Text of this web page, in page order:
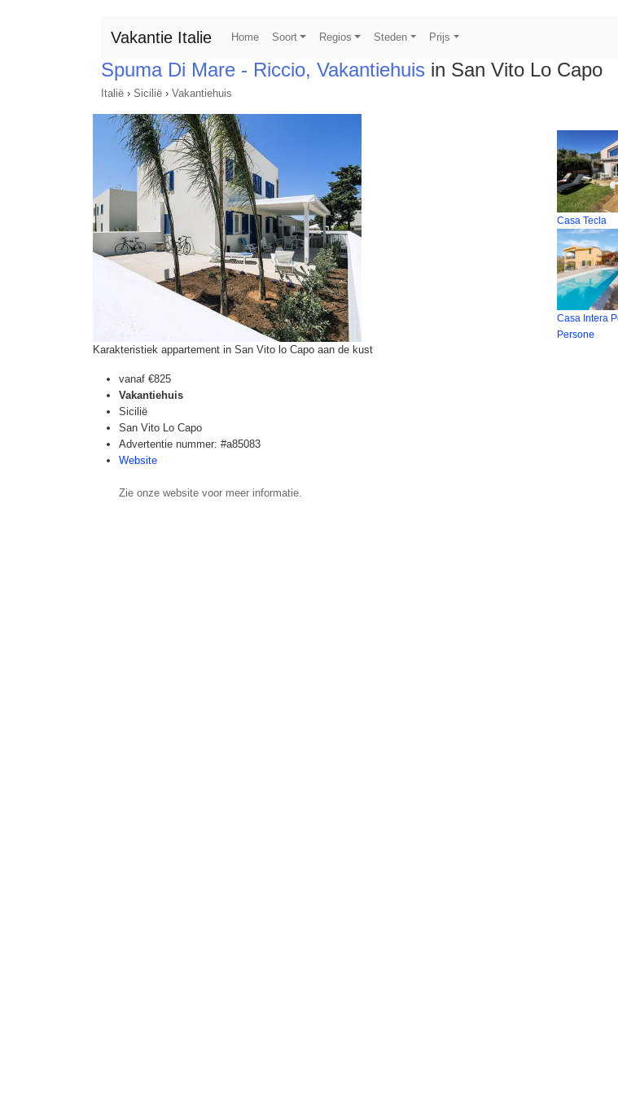
Vakantie Italie Home Soort Regios Steden Prijs
Spuma Di Mare - Riccio, Vakantiehuis in San Vito Lo Capo
Italië › Sicilië › Vakantiehuis
Karakteristiek appartement in San Vito lo Capo aan de kust
vanaf €825
Vakantiehuis
Sicilië
San Vito Lo Capo
Advertentie nummer: #a85083
Website
Zie onze website voor meer informatie.
Casa Tecla
Casa Intera
Persone